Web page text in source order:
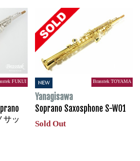
FUKUI
サッ
NEW Brasstek TOYAMA
Yanagisawa
Soprano Saxosphone S-WO1
Sold Out